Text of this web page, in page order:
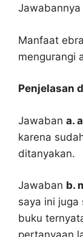
Manfaat
mengurangi
Penjelasan
Jawaban a.
karena
ditanyakan.
Jawaban b.
saya ini juga
buku